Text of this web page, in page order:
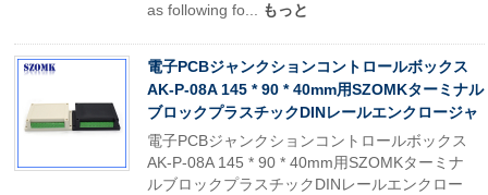
as following fo...
もっと
電子PCBジャンクションコントロールボックス
AK-P-08A 145 * 90 * 40mm用SZOMKターミナル
ブロックプラスチックDINレールエンクロージャ
電子PCBジャンクションコントロールボックス
AK-P-08A 145 * 90 * 40mm用SZOMKターミナ
ルブロックプラスチックDINレールエンクロー